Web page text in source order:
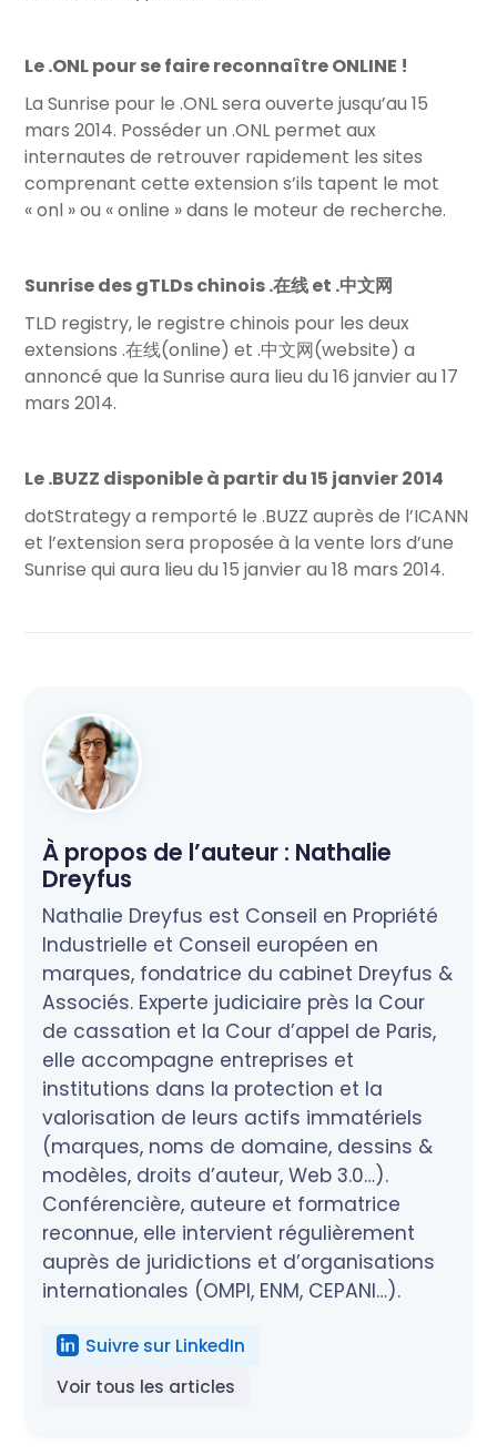
Le .ONL pour se faire reconnaître ONLINE !
La Sunrise pour le .ONL sera ouverte jusqu’au 15
mars 2014. Posséder un .ONL permet aux
internautes de retrouver rapidement les sites
comprenant cette extension s’ils tapent le mot
« onl » ou « online » dans le moteur de recherche.
Sunrise des gTLDs chinois .在线 et .中文网
TLD registry, le registre chinois pour les deux
extensions .在线(online) et .中文网(website) a
annoncé que la Sunrise aura lieu du 16 janvier au 17
mars 2014.
Le .BUZZ disponible à partir du 15 janvier 2014
dotStrategy a remporté le .BUZZ auprès de l’ICANN
et l’extension sera proposée à la vente lors d’une
Sunrise qui aura lieu du 15 janvier au 18 mars 2014.
À propos de l’auteur : Nathalie
Dreyfus
Nathalie Dreyfus est Conseil en Propriété
Industrielle et Conseil européen en
marques, fondatrice du cabinet Dreyfus &
Associés. Experte judiciaire près la Cour
de cassation et la Cour d’appel de Paris,
elle accompagne entreprises et
institutions dans la protection et la
valorisation de leurs actifs immatériels
(marques, noms de domaine, dessins &
modèles, droits d’auteur, Web 3.0…).
Conférencière, auteure et formatrice
reconnue, elle intervient régulièrement
auprès de juridictions et d’organisations
internationales (OMPI, ENM, CEPANI…).
Suivre sur LinkedIn
Voir tous les articles